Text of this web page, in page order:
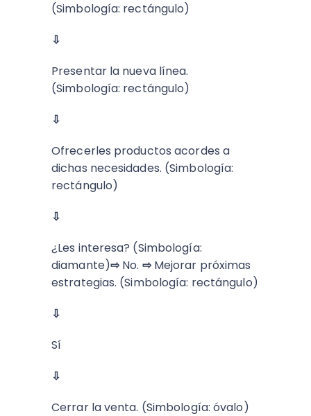
(Simbología: rectángulo)
⇩
Presentar la nueva línea.
(Simbología: rectángulo)
⇩
Ofrecerles productos acordes a
dichas necesidades. (Simbología:
rectángulo)
⇩
¿Les interesa? (Simbología:
diamante)⇨No. ⇨Mejorar próximas
estrategias. (Simbología: rectángulo)
⇩
Sí
⇩
Cerrar la venta. (Simbología: óvalo)